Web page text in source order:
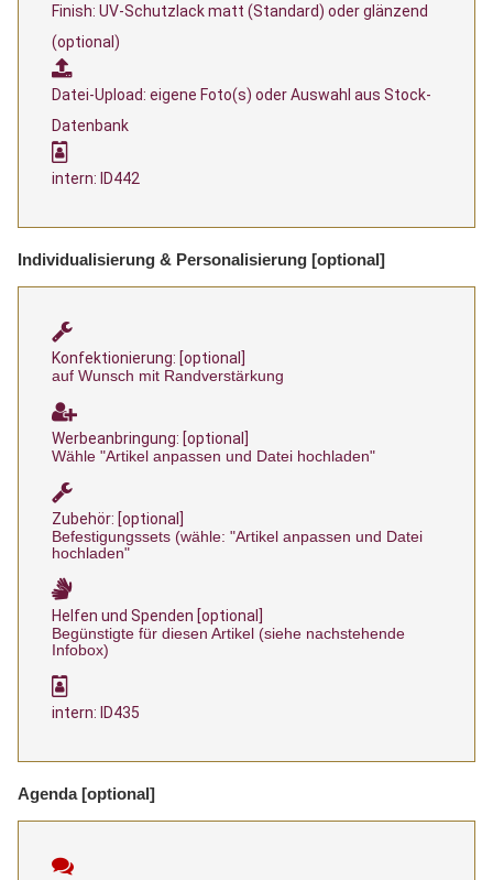
Finish: UV-Schutzlack matt (Standard) oder glänzend
(optional)
Datei-Upload: eigene Foto(s) oder Auswahl aus Stock-
Datenbank
intern: ID442
Individualisierung & Personalisierung [optional]
Konfektionierung: [optional]
auf Wunsch mit Randverstärkung
Werbeanbringung: [optional]
Wähle "Artikel anpassen und Datei hochladen"
Zubehör: [optional]
Befestigungssets (wähle: "Artikel anpassen und Datei
hochladen"
Helfen und Spenden [optional]
Begünstigte für diesen Artikel (siehe nachstehende
Infobox)
intern: ID435
Agenda [optional]